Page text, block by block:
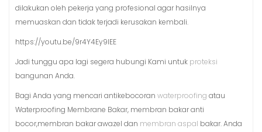
dilakukan oleh pekerja yang profesional agar hasilnya
memuaskan dan tidak terjadi kerusakan kembali.
https://youtu.be/9r4Y4Ey9IEE
Jadi tunggu apa lagi segera hubungi Kami untuk proteksi
bangunan Anda.
Bagi Anda yang mencari antikebocoran waterproofing atau
Waterproofing Membrane Bakar, membran bakar anti
bocor,membran bakar awazel dan membran aspal bakar. Anda